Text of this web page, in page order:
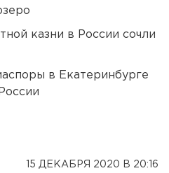
казни в России сочли
в Екатеринбурге
15 ДЕКАБРЯ 2020 В 20:16